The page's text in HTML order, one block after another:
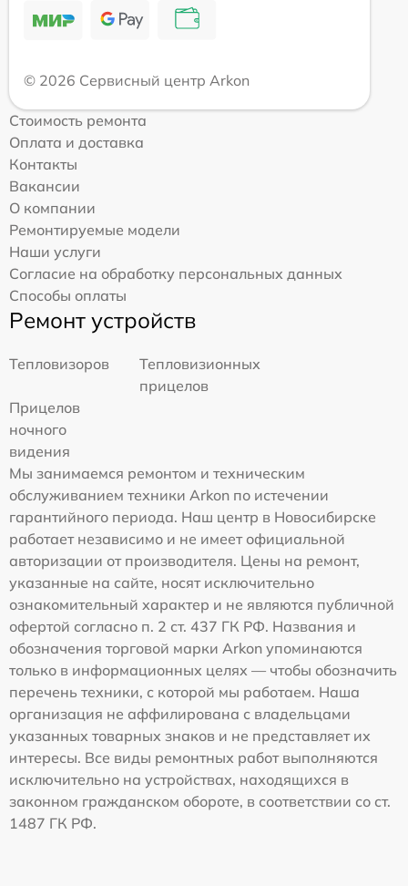
© 2026 Сервисный центр Arkon
Стоимость ремонта
Оплата и доставка
Контакты
Вакансии
О компании
Ремонтируемые модели
Наши услуги
Согласие на обработку персональных данных
Способы оплаты
Ремонт устройств
Тепловизоров
Тепловизионных
прицелов
Прицелов
ночного
видения
Мы занимаемся ремонтом и техническим
обслуживанием техники Arkon по истечении
гарантийного периода. Наш центр в Новосибирске
работает независимо и не имеет официальной
авторизации от производителя. Цены на ремонт,
указанные на сайте, носят исключительно
ознакомительный характер и не являются публичной
офертой согласно п. 2 ст. 437 ГК РФ. Названия и
обозначения торговой марки Arkon упоминаются
только в информационных целях — чтобы обозначить
перечень техники, с которой мы работаем. Наша
организация не аффилирована с владельцами
указанных товарных знаков и не представляет их
интересы. Все виды ремонтных работ выполняются
исключительно на устройствах, находящихся в
законном гражданском обороте, в соответствии со ст.
1487 ГК РФ.